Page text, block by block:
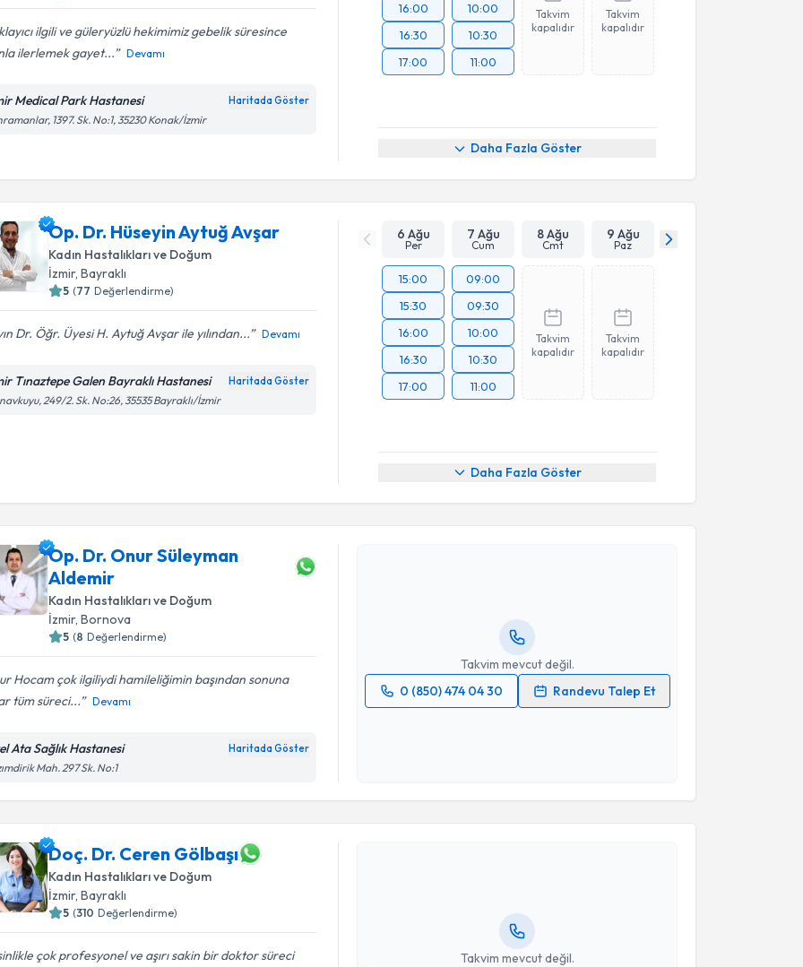
ilgili ve güleryüzlü hekimimiz gebelik süresince
ilerlemek gayet...
Devamı
Medical Park Hastanesi Haritada Göster
1397. Sk. No:1, 35230 Konak/İzmir
16:00
16:30
17:00
10:00
10:30
11:00
Takvim
kapalıdır
Takvim
kapalıdır
Daha Fazla Göster
Op. Dr. Hüseyin Aytuğ Avşar
Kadın Hastalıkları ve Doğum
İzmir, Bayraklı
5 (77 Değerlendirme)
Dr. Öğr. Üyesi H. Aytuğ Avşar ile yılından... Devamı
Tınaztepe Galen Bayraklı Hastanesi Haritada Göster
249/2. Sk. No:26, 35535 Bayraklı/İzmir
6 Ağu
Per
7 Ağu
Cum
8 Ağu
Cmt
9 Ağu
Paz
15:00
15:30
16:00
16:30
17:00
09:00
09:30
10:00
10:30
11:00
Takvim
kapalıdır
Takvim
kapalıdır
Daha Fazla Göster
Op. Dr. Onur Süleyman
Aldemir
Kadın Hastalıkları ve Doğum
İzmir, Bornova
5 (8 Değerlendirme)
Hocam çok ilgiliydi hamileliğimin başından sonuna
tüm süreci...
Devamı
Ata Sağlık Hastanesi Haritada Göster
Mah. 297 Sk. No:1
Takvim mevcut değil.
0 (850) 474 04 30
Randevu Talep Et
Randevu Takvimi Talebi
Doç. Dr. Ceren Gölbaşı
Kadın Hastalıkları ve Doğum
İzmir, Bayraklı
5 (310 Değerlendirme)
çok profesyonel ve aşırı sakin bir doktor süreci
Takvim mevcut değil.